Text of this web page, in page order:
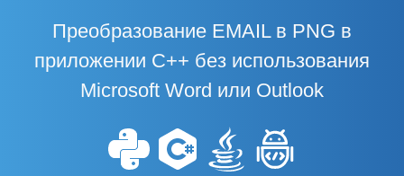
Преобразование EMAIL в PNG в
приложении C++ без использования
Microsoft Word или Outlook